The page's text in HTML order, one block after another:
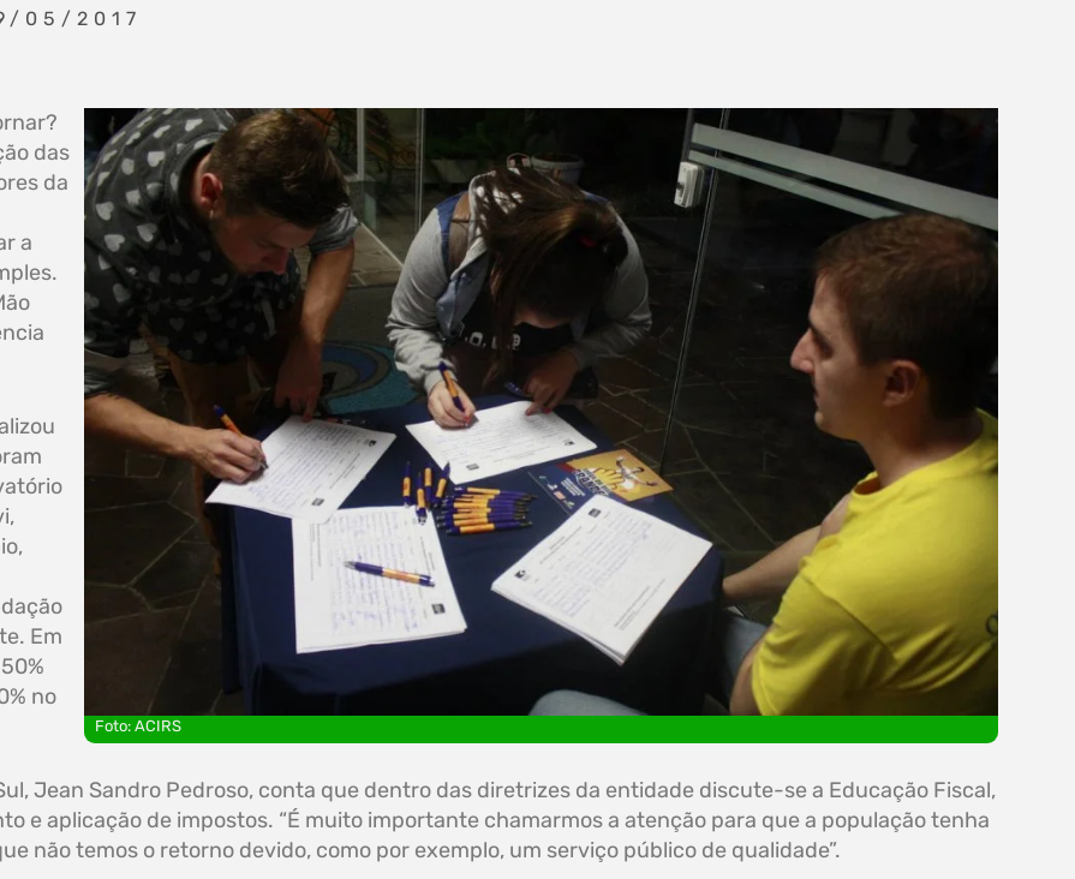
05/2017
Foto: ACIRS
das
da
a
Em
no
Jean Sandro Pedroso, conta que dentro das diretrizes da entidade discute-se a Educação Fiscal,
e aplicação de impostos. “É muito importante chamarmos a atenção para que a população tenha
não temos o retorno devido, como por exemplo, um serviço público de qualidade”.